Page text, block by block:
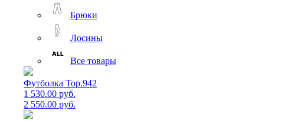
Брюки
Лосины
Все товары
Футболка Top.942
1 530.00 руб.
2 550.00 руб.